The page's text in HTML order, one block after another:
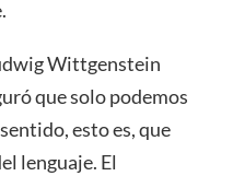
Wittgenstein
que solo podemos
esto es, que
lenguaje. El